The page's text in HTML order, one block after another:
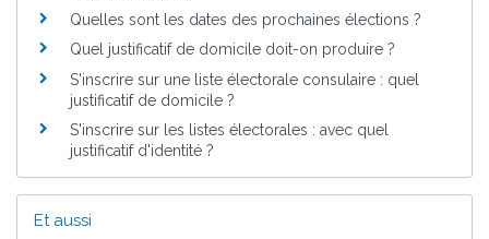
Quelles sont les dates des prochaines élections ?
Quel justificatif de domicile doit-on produire ?
S'inscrire sur une liste électorale consulaire : quel
justificatif de domicile ?
S'inscrire sur les listes électorales : avec quel
justificatif d'identité ?
Et aussi